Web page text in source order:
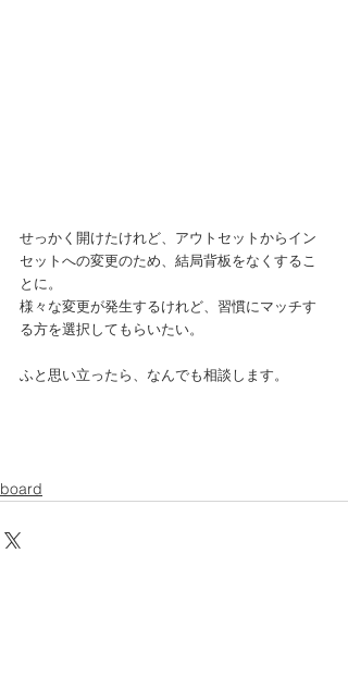
せっかく開けたけれど、アウトセットからイン
セットへの変更のため、結局背板をなくするこ
とに。
様々な変更が発生するけれど、習慣にマッチす
る方を選択してもらいたい。
ふと思い立ったら、なんでも相談します。
board